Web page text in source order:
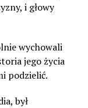
i głowy
wychowali
jego życia
podzielić.
był